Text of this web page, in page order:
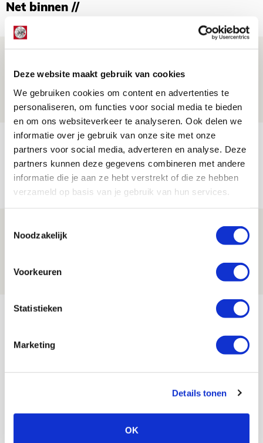
Deze website maakt gebruik van cookies
We gebruiken cookies om content en advertenties te
personaliseren, om functies voor social media te bieden
en om ons websiteverkeer te analyseren. Ook delen we
informatie over je gebruik van onze site met onze
partners voor social media, adverteren en analyse. Deze
partners kunnen deze gegevens combineren met andere
informatie die je aan ze hebt verstrekt of die ze hebben
verzameld op basis van je gebruik van hun services.
Noodzakelijk
Voorkeuren
Statistieken
Marketing
Details tonen
OK
Net binnen //
Europees treffen met Shelbourne
07 AUGUSTUS 2026 - 09:00
FOTOVERSLAG
Míchel niet blij met resultaat en spel
na rust: ‘De focus nam af’
07 AUGUSTUS 2026 - 08:30
NIEUWS
Is dit de laatste wallpaper van Godts in
de Johan Cruijff Arena?
NIEUWS
Bekijk meer
11